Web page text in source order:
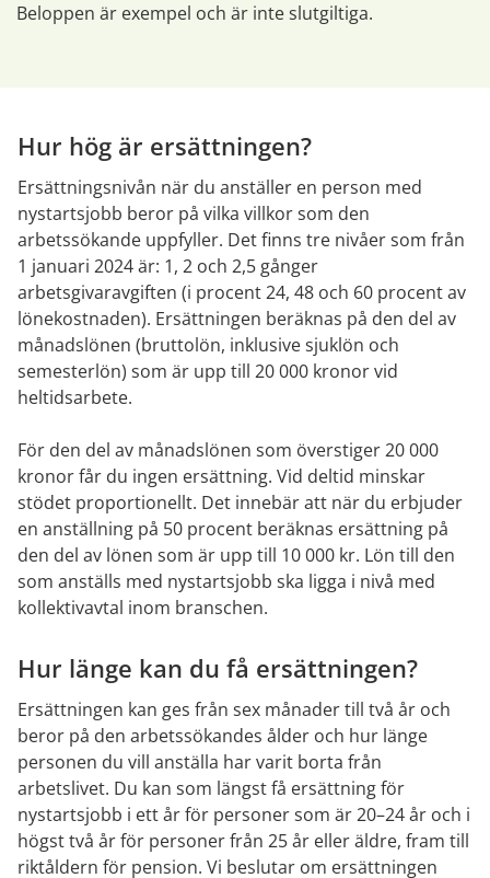
Beloppen är exempel och är inte slutgiltiga.
Hur hög är ersättningen?
Ersättningsnivån när du anställer en person med
nystartsjobb beror på vilka villkor som den
arbetssökande uppfyller. Det finns tre nivåer som från
1 januari 2024 är: 1, 2 och 2,5 gånger
arbetsgivaravgiften (i procent 24, 48 och 60 procent av
lönekostnaden). Ersättningen beräknas på den del av
månadslönen (bruttolön, inklusive sjuklön och
semesterlön) som är upp till 20 000 kronor vid
heltidsarbete.
För den del av månadslönen som överstiger 20 000
kronor får du ingen ersättning. Vid deltid minskar
stödet proportionellt. Det innebär att när du erbjuder
en anställning på 50 procent beräknas ersättning på
den del av lönen som är upp till 10 000 kr. Lön till den
som anställs med nystartsjobb ska ligga i nivå med
kollektivavtal inom branschen.
Hur länge kan du få ersättningen?
Ersättningen kan ges från sex månader till två år och
beror på den arbetssökandes ålder och hur länge
personen du vill anställa har varit borta från
arbetslivet. Du kan som längst få ersättning för
nystartsjobb i ett år för personer som är 20–24 år och i
högst två år för personer från 25 år eller äldre, fram till
riktåldern för pension. Vi beslutar om ersättningen